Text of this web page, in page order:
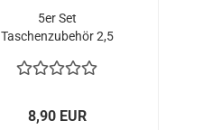
5er Set
Taschenzubehör 2,5
8,90 EUR